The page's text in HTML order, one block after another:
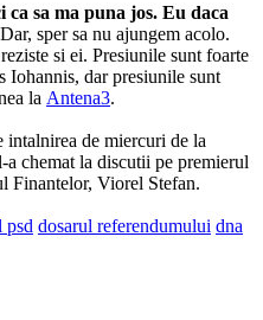
ca sa ma puna jos. Eu daca
sper sa nu ajungem acolo.
si ei. Presiunile sunt foarte
Iohannis, dar presiunile sunt
la Antena3.
intalnirea de miercuri de la
chemat la discutii pe premierul
Finantelor, Viorel Stefan.
psd dosarul referendumului dna